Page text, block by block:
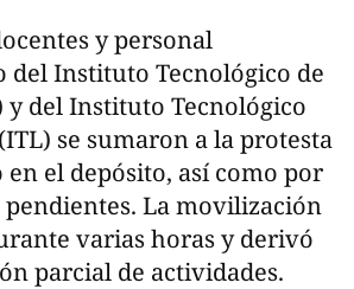
y personal
Instituto Tecnológico de
y del Instituto Tecnológico
se sumaron a la protesta
el depósito, así como por
pendientes. La movilización
varias horas y derivó
parcial de actividades.